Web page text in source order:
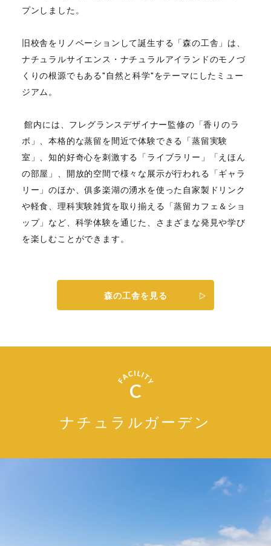
プンしました。
旧校舎をリノベーションして誕生する「森の工舎」は、
ナチュラルサイエンス・ナチュラルアイランドのモノづ
くりの根源でもある"自然と科学"をテーマにしたミュー
ジアム。
⁡ 館内には、フレグランスデザイナー監修の「香りのラ
ボ」、本格的な蒸留を間近で体験できる「蒸留実験
室」、知的好奇心を刺激する「ライブラリー」「えほん
の部屋」、開放的空間で様々な展示が行われる「ギャラ
リー」のほか、俱多楽湖の湧水を使った自家製ドリンク
や軽食、理科実験雑貨を取り揃える「蒸留カフェ＆ショ
ップ」など、科学体験を通じた、さまざまな発見や学び
を楽しむことができます。
森の工舎を見る
C
ナチュラルガーデン